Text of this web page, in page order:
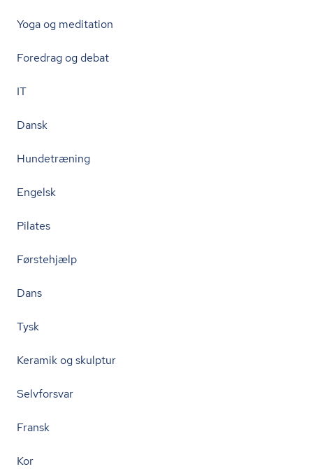
Yoga og meditation
Foredrag og debat
IT
Dansk
Hundetræning
Engelsk
Pilates
Førstehjælp
Dans
Tysk
Keramik og skulptur
Selvforsvar
Fransk
Kor